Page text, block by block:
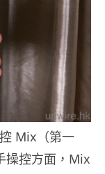
Mix（第一
操控方面，Mix